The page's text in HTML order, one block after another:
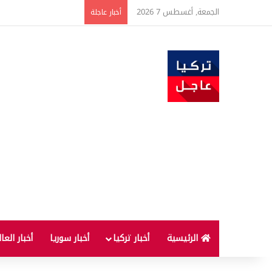
الجمعة, أغسطس 7 2026 أخبار عاجلة
الرئيسية أخبار تركيا أخبار سوريا أخبار